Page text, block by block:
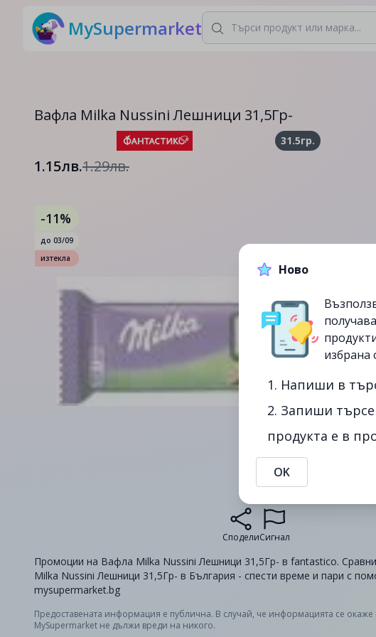
MySupermarket
Вафла Milka Nussini Лешници 31,5Гр-
31.5гр.
1.15лв.1.29лв.
-11%
до 03/09
изтекла
СподелиСигнал
Промоции на Вафла Milka Nussini Лешници 31,5Гр- в fantastico.
Milka Nussini Лешници 31,5Гр- в България - спести време и пари с
mysupermarket.bg
Предоставената информация е публична. В случай, че информацията се окаже
MySupermarket не дължи вреди на никого.
Ново
избрана
1. Напиши в
2. Запиши
продукта е в
OK